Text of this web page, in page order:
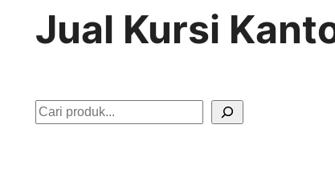
Jual Kursi
S